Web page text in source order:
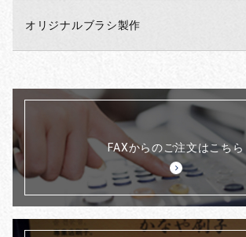
オリジナルブラシ製作
FAXからのご注文はこちら